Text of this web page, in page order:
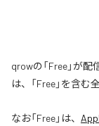
qrowの「Free」が
は、「Free」を含む
なお「Free」は、